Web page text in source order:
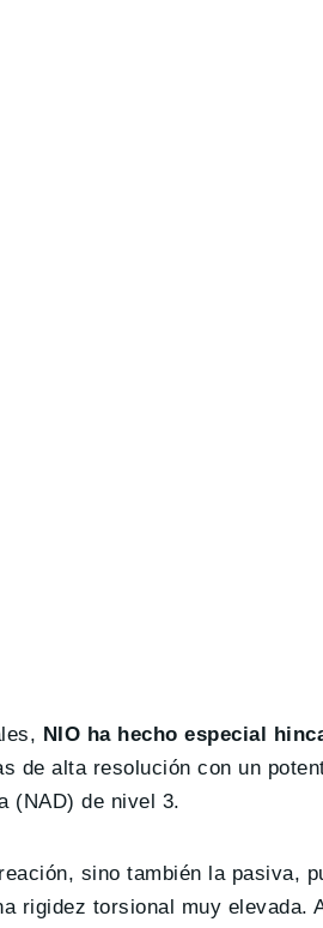
NIO ha hecho especial
de alta resolución con un
(NAD) de nivel 3.
sino también la pasiva,
rigidez torsional muy elevada.